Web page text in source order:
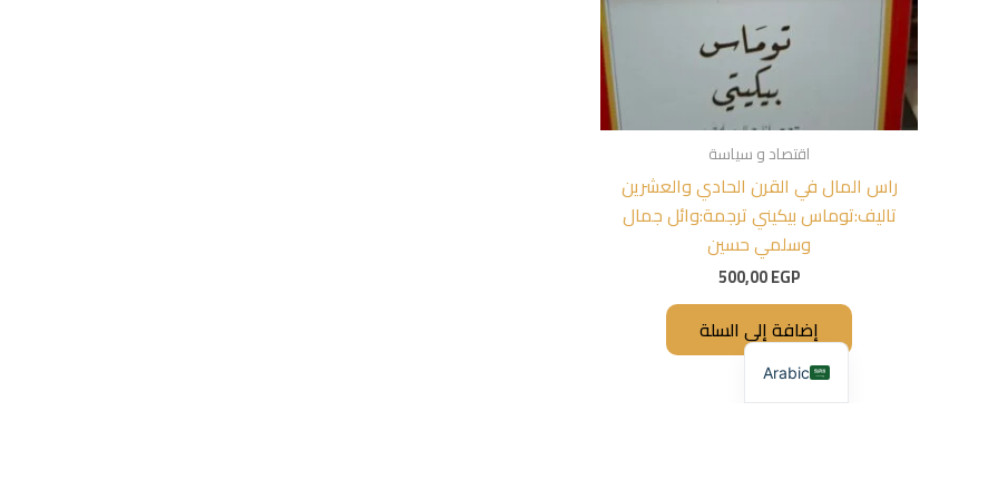
اقتصاد و سياسة
راس المال في القرن الحادي والعشرين
تاليف:توماس بيكيني ترجمة:وائل جمال
وسلمي حسين
500,00EGP
إضافة إلى السلة
Arabic